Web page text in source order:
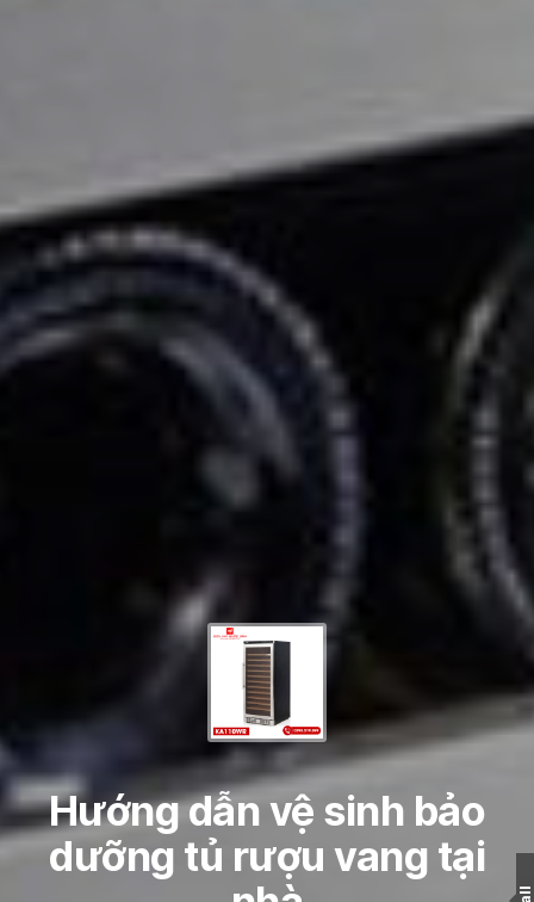
Hướng dẫn vệ sinh bảo
dưỡng tủ rượu vang tại